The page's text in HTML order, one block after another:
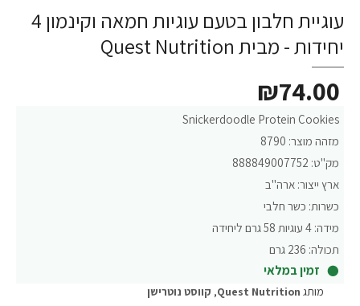
עוגיית חלבון בטעם עוגיות חמאה וקינמון 4
יחידות - מבית Quest Nutrition
Snickerdoodle Protein Cookies
מזהה מוצר: 8790
מק"ט: 888849007752
ארץ ייצור: ארה"ב
כשרות: כשר חלבי
מידה: 4 עוגיות 58 גרם ליחידה
תכולה: 236 גרם
זמין במלאי
₪74.00
מותג Quest Nutrition
, קווסט נוטרישן